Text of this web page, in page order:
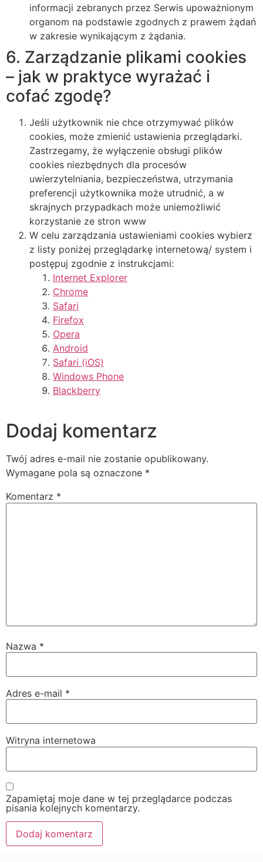
informacji zebranych przez Serwis upoważnionym
organom na podstawie zgodnych z prawem żądań
w zakresie wynikającym z żądania.
6. Zarządzanie plikami cookies
– jak w praktyce wyrażać i
cofać zgodę?
Jeśli użytkownik nie chce otrzymywać plików
cookies, może zmienić ustawienia przeglądarki.
Zastrzegamy, że wyłączenie obsługi plików
cookies niezbędnych dla procesów
uwierzytelniania, bezpieczeństwa, utrzymania
preferencji użytkownika może utrudnić, a w
skrajnych przypadkach może uniemożliwić
korzystanie ze stron www
W celu zarządzania ustawieniami cookies wybierz
z listy poniżej przeglądarkę internetową/ system i
postępuj zgodnie z instrukcjami:
Internet Explorer
Chrome
Safari
Firefox
Opera
Android
Safari (iOS)
Windows Phone
Blackberry
Dodaj komentarz
Twój adres e-mail nie zostanie opublikowany.
Wymagane pola są oznaczone *
Komentarz *
Nazwa *
Adres e-mail *
Witryna internetowa
Zapamiętaj moje dane w tej przeglądarce podczas
pisania kolejnych komentarzy.